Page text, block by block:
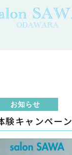
お知らせ
験キャンペーン